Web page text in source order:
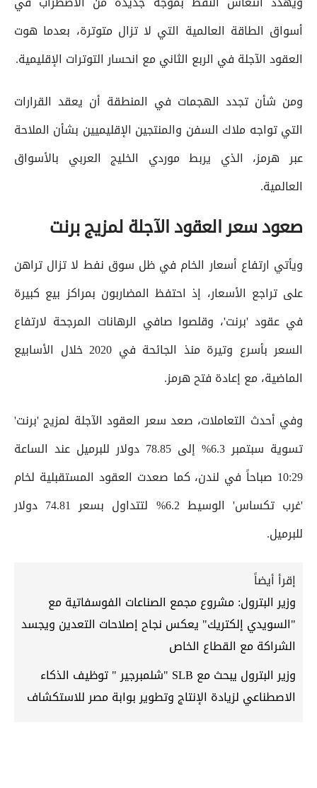
أسواق الطاقة العالمية التي لا تزال متوترة، بعدما هوت
العقود الآجلة في الربع الثاني مع انحسار التوترات الإقليمية.
ومن شأن تجدد الهجمات في المنطقة أن يعقد القرارات
التي تواجه ملاك السفن والمنتجين الإقليميين بشأن الملاحة
عبر هرمز، الذي يربط موردي الخليج العربي بالأسواق
العالمية.
صعود سعر العقود الآجلة لمزيج برنت
ويأتي ارتفاع أسعار الخام في ظل سوق نفط لا تزال تراهن
على تراجع الأسعار، إذ احتفظ المضاربون بمراكز بيع كبيرة
في عقود 'برنت'، وقلصوا صافي الرهانات المرجحة لارتفاع
السعر بأسرع وتيرة منذ الجائحة في 2020 خلال الأسابيع
الماضية، مع إعادة فتح هرمز.
وفي أحدث التعاملات، صعد سعر العقود الآجلة لمزيج 'برنت'
تسوية سبتمبر 6.3% إلى 78.85 دولار للبرميل عند الساعة
10:29 صباحاً في لندن، كما صعدت العقود المستقبلية لخام
'غرب تكساس' الوسيط 6.2% لتتداول بسعر 74.81 دولار
للبرميل.
إقرأ أيضاً
وزير البترول: مشروع مجمع الصناعات الفوسفاتية مع
"السويدي إلكتريك" يعكس نجاح إصلاحات التعدين ويجسد
الشراكة مع القطاع الخاص
وزير البترول يبحث مع SLB "شلمبرجير " توظيف الذكاء
الاصطناعي لزيادة الإنتاج وتطوير بوابة مصر للاستكشاف